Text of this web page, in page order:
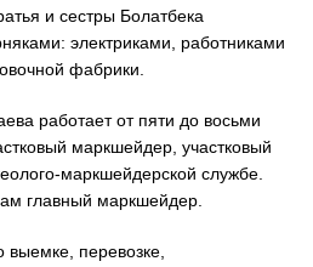
и сестры Болатбека
электриками, работниками
фабрики.
работает от пяти до восьми
маркшейдер, участковый
маркшейдерской службе.
главный маркшейдер.
перевозке,